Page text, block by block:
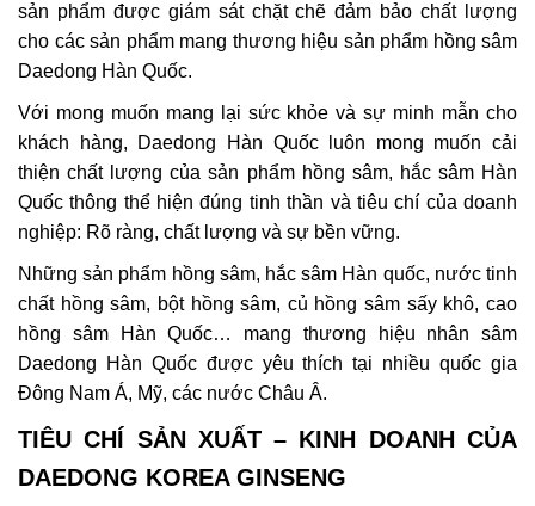
sản phẩm được giám sát chặt chẽ đảm bảo chất lượng
cho các sản phẩm mang thương hiệu sản phẩm hồng sâm
Daedong Hàn Quốc.
Với mong muốn mang lại sức khỏe và sự minh mẫn cho
khách hàng, Daedong Hàn Quốc luôn mong muốn cải
thiện chất lượng của sản phẩm hồng sâm, hắc sâm Hàn
Quốc thông thể hiện đúng tinh thần và tiêu chí của doanh
nghiệp: Rõ ràng, chất lượng và sự bền vững.
Những sản phẩm hồng sâm, hắc sâm Hàn quốc, nước tinh
chất hồng sâm, bột hồng sâm, củ hồng sâm sấy khô, cao
hồng sâm Hàn Quốc… mang thương hiệu nhân sâm
Daedong Hàn Quốc được yêu thích tại nhiều quốc gia
Đông Nam Á, Mỹ, các nước Châu Â.
TIÊU CHÍ SẢN XUẤT – KINH DOANH CỦA
DAEDONG KOREA GINSENG